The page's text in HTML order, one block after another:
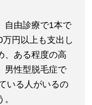
自由診療で1本で
円以上も支出し
、ある程度の高
男性型脱毛症で
いる人がいるの